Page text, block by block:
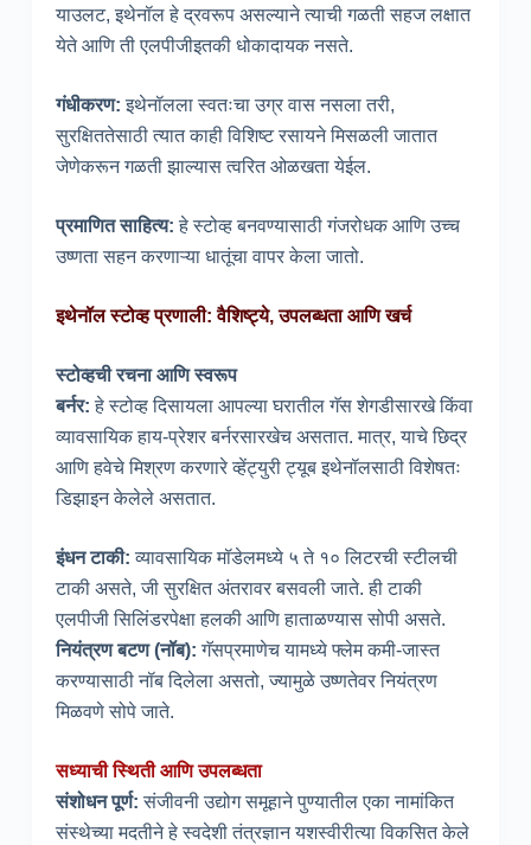
याउलट, इथेनॉल हे द्रवरूप असल्याने त्याची गळती सहज लक्षात
येते आणि ती एलपीजीइतकी धोकादायक नसते.
गंधीकरण: इथेनॉलला स्वतःचा उग्र वास नसला तरी,
सुरक्षिततेसाठी त्यात काही विशिष्ट रसायने मिसळली जातात
जेणेकरून गळती झाल्यास त्वरित ओळखता येईल.
प्रमाणित साहित्य:हे स्टोव्ह बनवण्यासाठी गंजरोधक आणि उच्च
उष्णता सहन करणाऱ्या धातूंचा वापर केला जातो.
इथेनॉल स्टोव्ह प्रणाली: वैशिष्ट्ये, उपलब्धता आणि खर्च
स्टोव्हची रचना आणि स्वरूप
बर्नर:हे स्टोव्ह दिसायला आपल्या घरातील गॅस शेगडीसारखे किंवा
व्यावसायिक हाय-प्रेशर बर्नरसारखेच असतात. मात्र, याचे छिद्र
आणि हवेचे मिश्रण करणारे व्हेंट्युरी ट्यूब इथेनॉलसाठी विशेषतः
डिझाइन केलेले असतात.
इंधन टाकी: व्यावसायिक मॉडेलमध्ये ५ ते १० लिटरची स्टीलची
टाकी असते, जी सुरक्षित अंतरावर बसवली जाते. ही टाकी
एलपीजी सिलिंडरपेक्षा हलकी आणि हाताळण्यास सोपी असते.
नियंत्रण बटण (नॉब):गॅसप्रमाणेच यामध्ये फ्लेम कमी-जास्त
करण्यासाठी नॉब दिलेला असतो, ज्यामुळे उष्णतेवर नियंत्रण
मिळवणे सोपे जाते.
सध्याची स्थिती आणि उपलब्धता
संशोधन पूर्ण:संजीवनी उद्योग समूहाने पुण्यातील एका नामांकित
संस्थेच्या मदतीने हे स्वदेशी तंत्रज्ञान यशस्वीरीत्या विकसित केले